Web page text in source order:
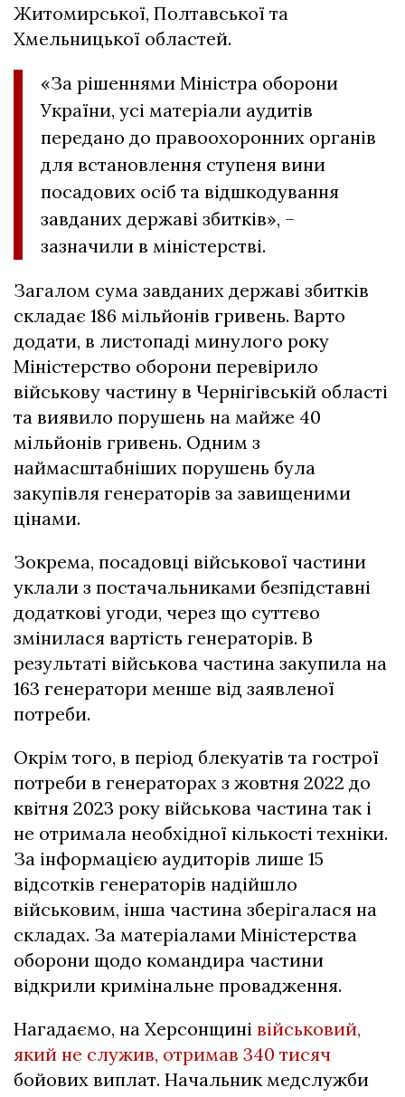
Житомирської, Полтавської та
Хмельницької областей.
«За рішеннями Міністра оборони
України, усі матеріали аудитів
передано до правоохоронних органів
для встановлення ступеня вини
посадових осіб та відшкодування
завданих державі збитків», –
зазначили в міністерстві.
Загалом сума завданих державі збитків
складає 186 мільйонів гривень. Варто
додати, в листопаді минулого року
Міністерство оборони перевірило
військову частину в Чернігівській області
та виявило порушень на майже 40
мільйонів гривень. Одним з
наймасштабніших порушень була
закупівля генераторів за завищеними
цінами.
Зокрема, посадовці військової частини
уклали з постачальниками безпідставні
додаткові угоди, через що суттєво
змінилася вартість генераторів. В
результаті військова частина закупила на
163 генератори менше від заявленої
потреби.
Окрім того, в період блекуатів та гострої
потреби в генераторах з жовтня 2022 до
квітня 2023 року військова частина так і
не отримала необхідної кількості техніки.
За інформацією аудиторів лише 15
відсотків генераторів надійшло
військовим, інша частина зберігалася на
складах. За матеріалами Міністерства
оборони щодо командира частини
відкрили кримінальне провадження.
Нагадаємо, на Херсонщині військовий,
який не служив, отримав 340 тисяч
бойових виплат. Начальник медслужби